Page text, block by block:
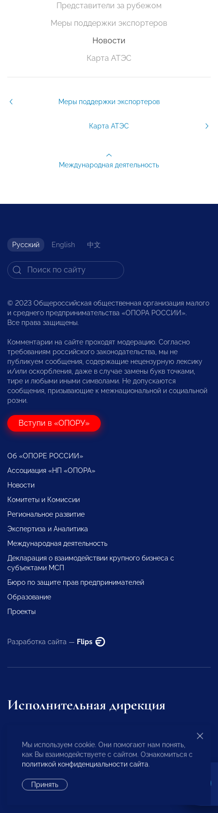
Представители за рубежом
Меры поддержки экспортеров
Новости
Карта АТЭС
Меры поддержки экспортеров
Карта АТЭС
Международная деятельность
Русский English 中文
© 2023 Общероссийская общественная организация малого
и среднего предпринимательства «ОПОРА РОССИИ».
Все права защищены.
Комментарии на сайте проходят модерацию. Согласно
требованиям российского законодательства, мы не
публикуем сообщения, содержащие нецензурную лексику
и/или оскорбления, даже в случае замены букв точками,
тире и любыми иными символами. Не допускаются
сообщения, призывающие к межнациональной и социальной
розни.
Вступи в «ОПОРУ»
Об «ОПОРЕ РОССИИ»
Ассоциация «НП «ОПОРА»
Новости
Комитеты и Комиссии
Региональное развитие
Экспертиза и Аналитика
Международная деятельность
Декларация о взаимодействии крупного бизнеса с
субъектами МСП
Бюро по защите прав предпринимателей
Образование
Проекты
Разработка сайта — Flips
Исполнительная дирекция
+7 (495) 247 4777
id@opora.ru
Мы используем cookie. Они помогают нам понять,
как Вы взаимодействуете с сайтом. Ознакомиться с
политикой конфиденциальности сайта.
Принять